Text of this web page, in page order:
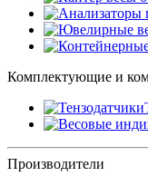
Комплектующие и
Производители